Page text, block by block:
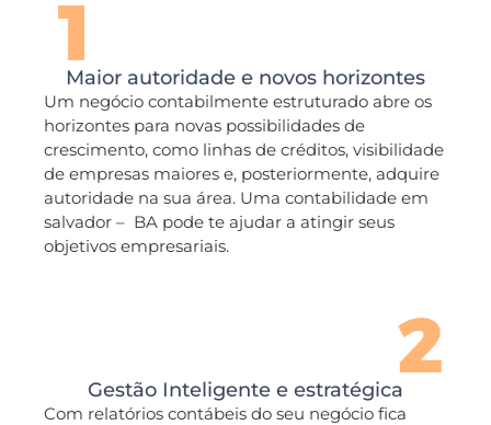
Maior autoridade e novos horizontes
Um negócio contabilmente estruturado abre os
horizontes para novas possibilidades de
crescimento, como linhas de créditos, visibilidade
de empresas maiores e, posteriormente, adquire
autoridade na sua área. Uma contabilidade em
salvador – BA pode te ajudar a atingir seus
objetivos empresariais.
Gestão Inteligente e estratégica
Com relatórios contábeis do seu negócio fica